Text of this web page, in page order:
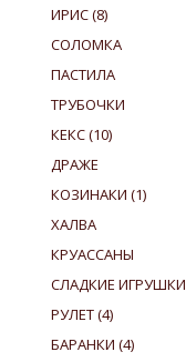
ИРИС(8)
СОЛОМКА
ПАСТИЛА
ТРУБОЧКИ
КЕКС(10)
ДРАЖЕ
КОЗИНАКИ (1)
ХАЛВА
КРУАССАНЫ
СЛАДКИЕ ИГРУШКИ
РУЛЕТ(4)
БАРАНКИ (4)